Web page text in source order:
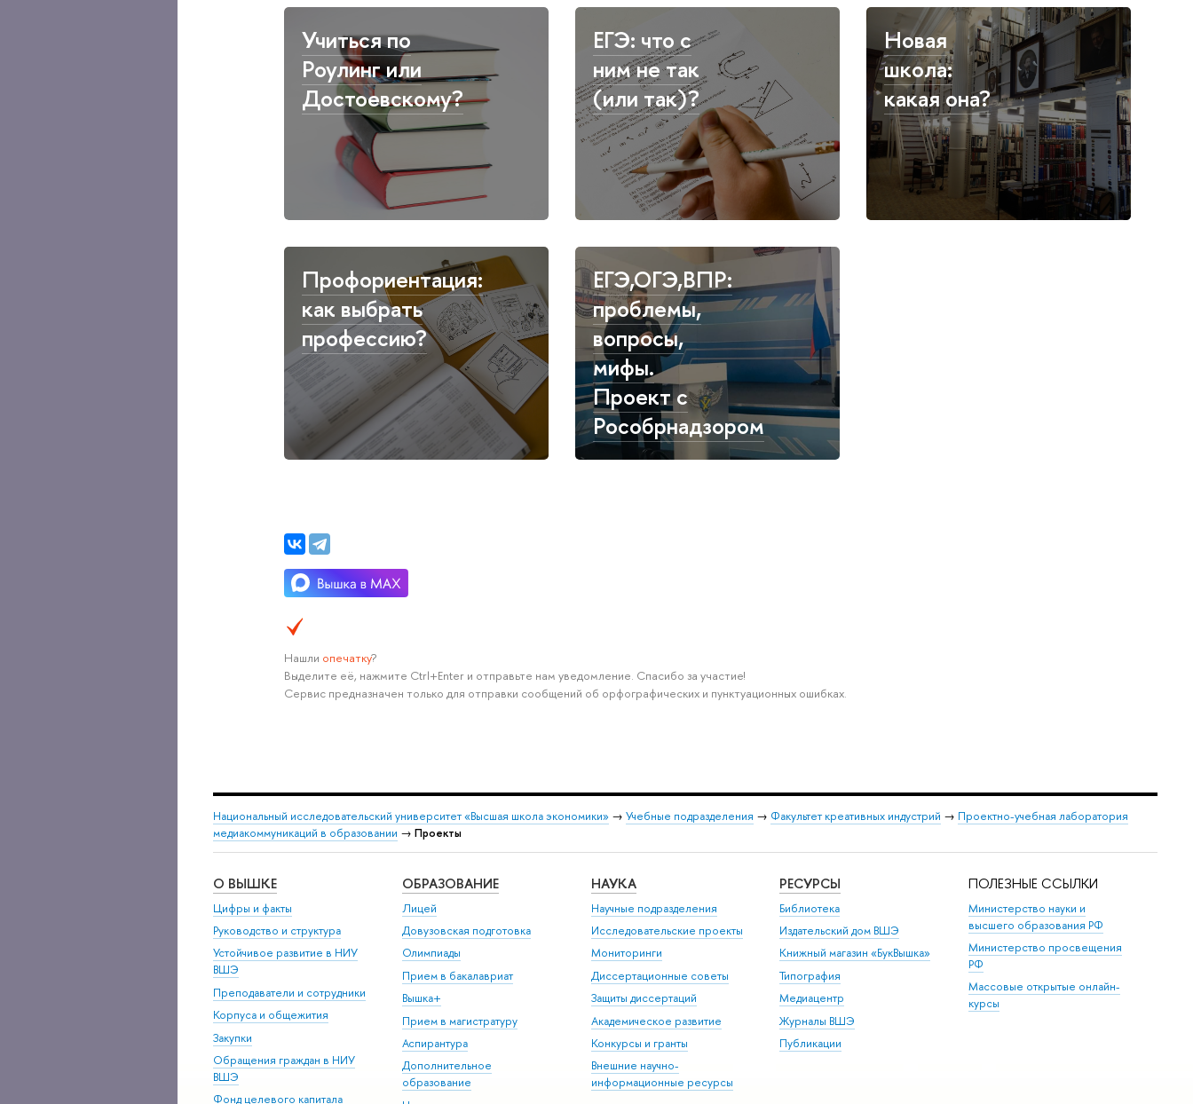
Учиться по
Роулинг или
Достоевскому?
ЕГЭ: что с
ним не так
(или так)?
Новая
школа:
какая она?
Профориентация:
как выбрать
профессию?
ЕГЭ,ОГЭ,ВПР:
проблемы,
вопросы,
мифы.
Проект с
Рособрнадзором
Нашли опечатку?
Выделите её, нажмите Ctrl+Enter и отправьте нам уведомление. Спасибо за участие!
Сервис предназначен только для отправки сообщений об орфографических и пунктуационных ошибках.
Национальный исследовательский университет «Высшая школа экономики» → Учебные подразделения → Факультет креативных индустрий → Проектно-учебная лаборатория
медиакоммуникаций в образовании → Проекты
О ВЫШКЕ
Цифры и факты
Руководство и структура
Устойчивое развитие в НИУ
ВШЭ
Преподаватели и сотрудники
Корпуса и общежития
Закупки
Обращения граждан в НИУ
ВШЭ
Фонд целевого капитала
ОБРАЗОВАНИЕ
Лицей
Довузовская подготовка
Олимпиады
Прием в бакалавриат
Вышка+
Прием в магистратуру
Аспирантура
Дополнительное
образование
НАУКА
Научные подразделения
Исследовательские проекты
Мониторинги
Диссертационные советы
Защиты диссертаций
Академическое развитие
Конкурсы и гранты
Внешние научно-
информационные ресурсы
РЕСУРСЫ
Библиотека
Издательский дом ВШЭ
Книжный магазин «БукВышка»
Типография
Медиацентр
Журналы ВШЭ
Публикации
ПОЛЕЗНЫЕ ССЫЛКИ
Министерство науки и
высшего образования РФ
Министерство просвещения
РФ
Массовые открытые онлайн-
курсы